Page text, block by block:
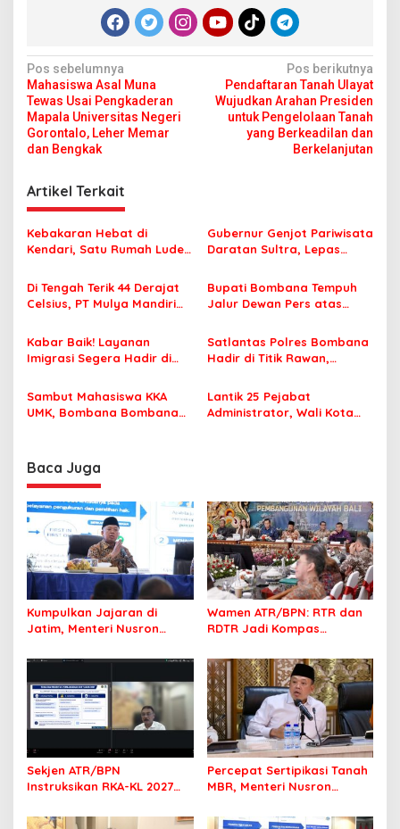
N
a
v
i
a
s
i
o
Pos sebelumnya
Mahasiswa Asal Muna
Tewas Usai Pengkaderan
Mapala Universitas Negeri
Gorontalo, Leher Memar
dan Bengkak
Pos berikutnya
Pendaftaran Tanah Ulayat
Wujudkan Arahan Presiden
untuk Pengelolaan Tanah
yang Berkeadilan dan
Berkelanjutan
Artikel Terkait
Kebakaran Hebat di
Kendari, Satu Rumah Ludes
Gubernur Genjot Pariwisata
Daratan Sultra, Lepas
Tiga Kabupaten Unggulan
Di Tengah Terik 44 Derajat
Celsius, PT Mulya Mandiri
Jamaah Tetap Sehat dan
Nyaman Beribadah
Bupati Bombana Tempuh
Jalur Dewan Pers atas
Korupsi Jembatan Cirauci II
Kabar Baik! Layanan
Imigrasi Segera Hadir di
Perlu Lagi ke Kendari
Satlantas Polres Bombana
Hadir di Titik Rawan,
Sekolah dengan Aman
Sambut Mahasiswa KKA
UMK, Bombana Bombana
Lantik 25 Pejabat
Administrator, Wali Kota
Baca Juga
Kumpulkan Jajaran di
Jatim, Menteri Nusron
Jadi Prioritas
Wamen ATR/BPN: RTR dan
RDTR Jadi Kompas
Sekjen ATR/BPN
Instruksikan RKA-KL 2027
Transformasi Layanan
Percepat Sertipikasi Tanah
MBR, Menteri Nusron
Pemerintah Dirasakan Utuh